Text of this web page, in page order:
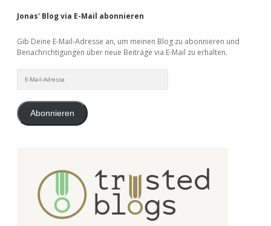
Jonas' Blog via E-Mail abonnieren
Gib Deine E-Mail-Adresse an, um meinen Blog zu abonnieren und
Benachrichtigungen über neue Beiträge via E-Mail zu erhalten.
Mail-
Abonnieren